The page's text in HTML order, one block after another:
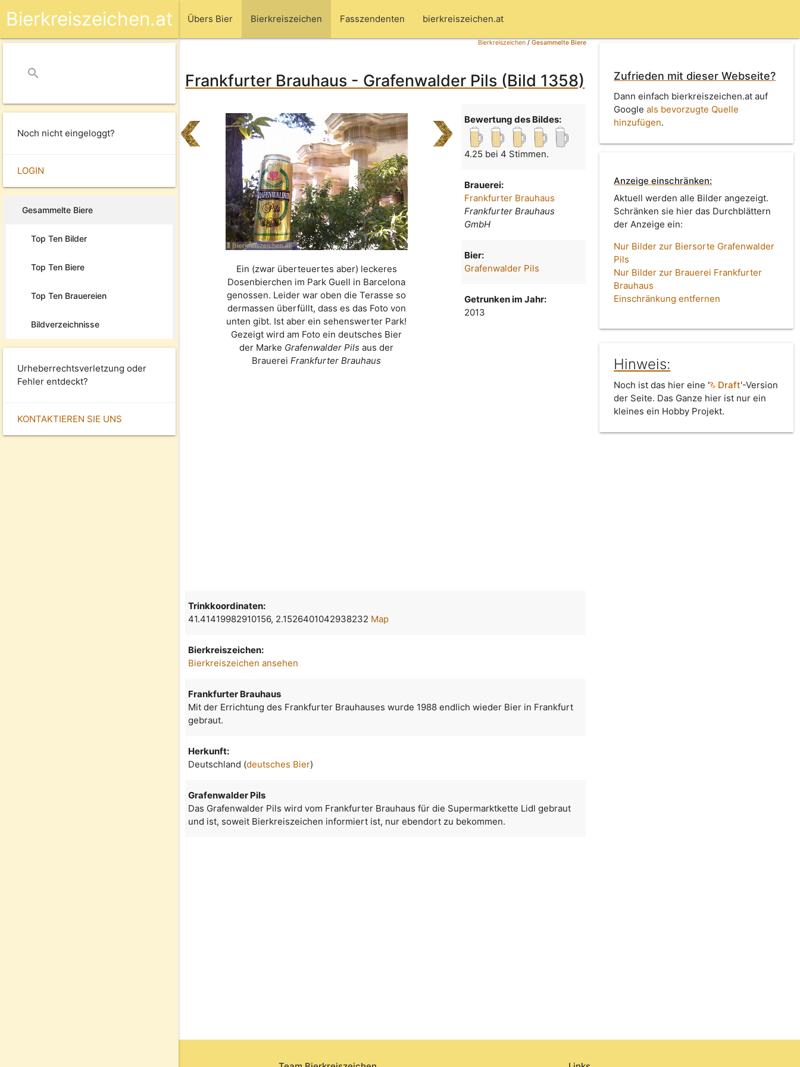
Übers Bier Bierkreiszeichen Fasszendenten bierkreiszeichen.at
Bierkreiszeichen.at
search
Noch nicht eingeloggt?
LOGIN
Gesammelte Biere
Top Ten Bilder
Top Ten Biere
Top Ten Brauereien
Bildverzeichnisse
Urheberrechtsverletzung oder
Fehler entdeckt?
KONTAKTIEREN SIE UNS
Bierkreiszeichen/Gesammelte Biere
Frankfurter Brauhaus - Grafenwalder Pils (Bild 1358)
Ein (zwar überteuertes aber) leckeres
Dosenbierchen im Park Guell in Barcelona
genossen. Leider war oben die Terasse so
dermassen überfüllt, dass es das Foto von
unten gibt. Ist aber ein sehenswerter Park!
Gezeigt wird am Foto ein deutsches Bier
der Marke Grafenwalder Pils aus der
BrauereiFrankfurter Brauhaus
Bewertung des Bildes:
4.25 bei 4 Stimmen.
Brauerei:
Frankfurter Brauhaus
Frankfurter Brauhaus
GmbH
Bier:
Grafenwalder Pils
Getrunken im Jahr:
2013
Zufrieden mit dieser Webseite?
Dann einfach bierkreiszeichen.at auf
Googleals bevorzugte Quelle
hinzufügen.
Anzeige einschränken:
Aktuell werden alle Bilder angezeigt.
Schränken sie hier das Durchblättern
der Anzeige ein:
Nur Bilder zur Biersorte Grafenwalder
Pils
Nur Bilder zur Brauerei Frankfurter
Brauhaus
Einschränkung entfernen
Hinweis:
Noch ist das hier eine ' Draft'-Version
der Seite. Das Ganze hier ist nur ein
kleines ein Hobby Projekt.
Trinkkoordinaten:
41.41419982910156, 2.1526401042938232 Map
Bierkreiszeichen:
Bierkreiszeichen ansehen
Frankfurter Brauhaus
Mit der Errichtung des Frankfurter Brauhauses wurde 1988 endlich wieder Bier in Frankfurt
gebraut.
Herkunft:
Deutschland (deutsches Bier)
Grafenwalder Pils
Das Grafenwalder Pils wird vom Frankfurter Brauhaus für die Supermarktkette Lidl gebraut
und ist, soweit Bierkreiszeichen informiert ist, nur ebendort zu bekommen.